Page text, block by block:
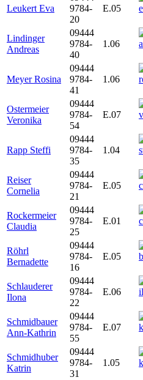
Leukert Eva
9784-
20
E.05
Lindinger
Andreas
09444
9784-
40
1.06
Meyer Rosina
09444
9784-
41
1.06
Ostermeier
Veronika
09444
9784-
54
E.07
Rapp Steffi
09444
9784-
35
1.04
Reiser
Cornelia
09444
9784-
21
E.05
Rockermeier
Claudia
09444
9784-
25
E.01
Röhrl
Bernadette
09444
9784-
16
E.05
Schlauderer
Ilona
09444
9784-
22
E.06
Schmidbauer
Ann-Kathrin
09444
9784-
55
E.07
Schmidhuber
Katrin
09444
9784-
31
1.05